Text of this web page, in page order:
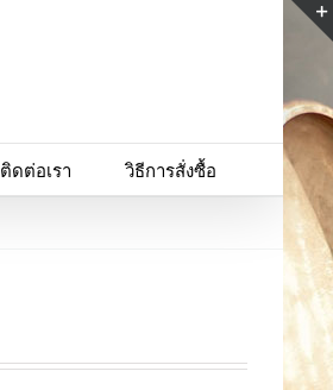
ติดต่อเรา วิธีการสั่งซื้อ